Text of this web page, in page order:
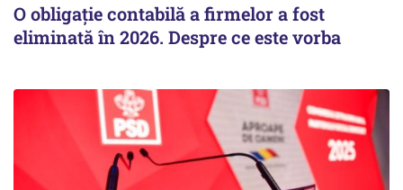
O obligație contabilă a firmelor a fost
eliminată în 2026. Despre ce este vorba